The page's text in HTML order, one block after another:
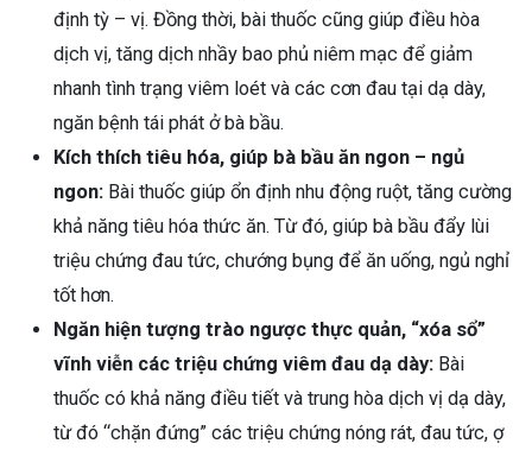
định tỳ – vị. Đồng thời, bài thuốc cũng giúp điều hòa
dịch vị, tăng dịch nhầy bao phủ niêm mạc để giảm
nhanh tình trạng viêm loét và các cơn đau tại dạ dày,
ngăn bệnh tái phát ở bà bầu.
Kích thích tiêu hóa, giúp bà bầu ăn ngon – ngủ
ngon: Bài thuốc giúp ổn định nhu động ruột, tăng cường
khả năng tiêu hóa thức ăn. Từ đó, giúp bà bầu đẩy lùi
triệu chứng đau tức, chướng bụng để ăn uống, ngủ nghỉ
tốt hơn.
Ngăn hiện tượng trào ngược thực quản, “xóa sổ”
vĩnh viễn các triệu chứng viêm đau dạ dày: Bài
thuốc có khả năng điều tiết và trung hòa dịch vị dạ dày,
từ đó “chặn đứng” các triệu chứng nóng rát, đau tức, ợ